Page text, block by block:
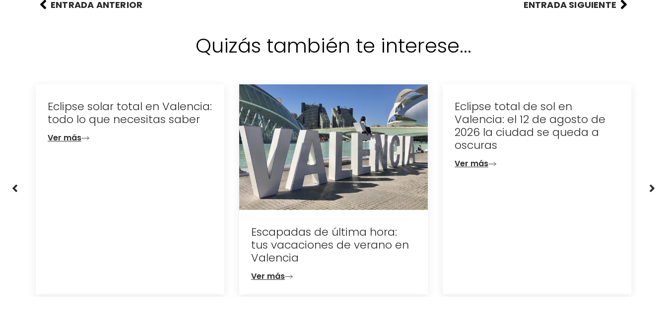
ENTRADA ANTERIOR
ENTRADA SIGUIENTE
Quizás también te interese...
en Valencia:
saber
Escapadas de última hora:
tus vacaciones de verano en
Eclipse total de sol en
Valencia: el 12 de agosto de
2026 la ciudad se queda a
oscuras
Ver más
Dónde celebrar la
San Juan en Valencia
Ver más